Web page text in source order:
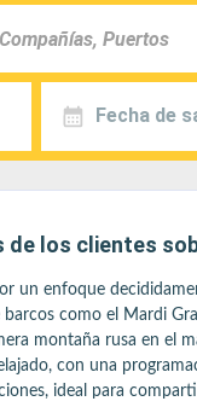
Fecha de
de los clientes
un enfoque
como el Mardi
montaña rusa en el
con una
ideal para